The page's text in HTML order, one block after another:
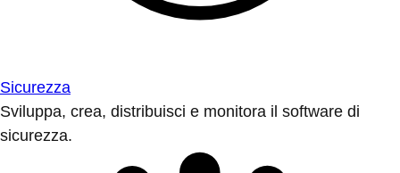
Sicurezza
Sviluppa, crea, distribuisci e monitora il software di
sicurezza.